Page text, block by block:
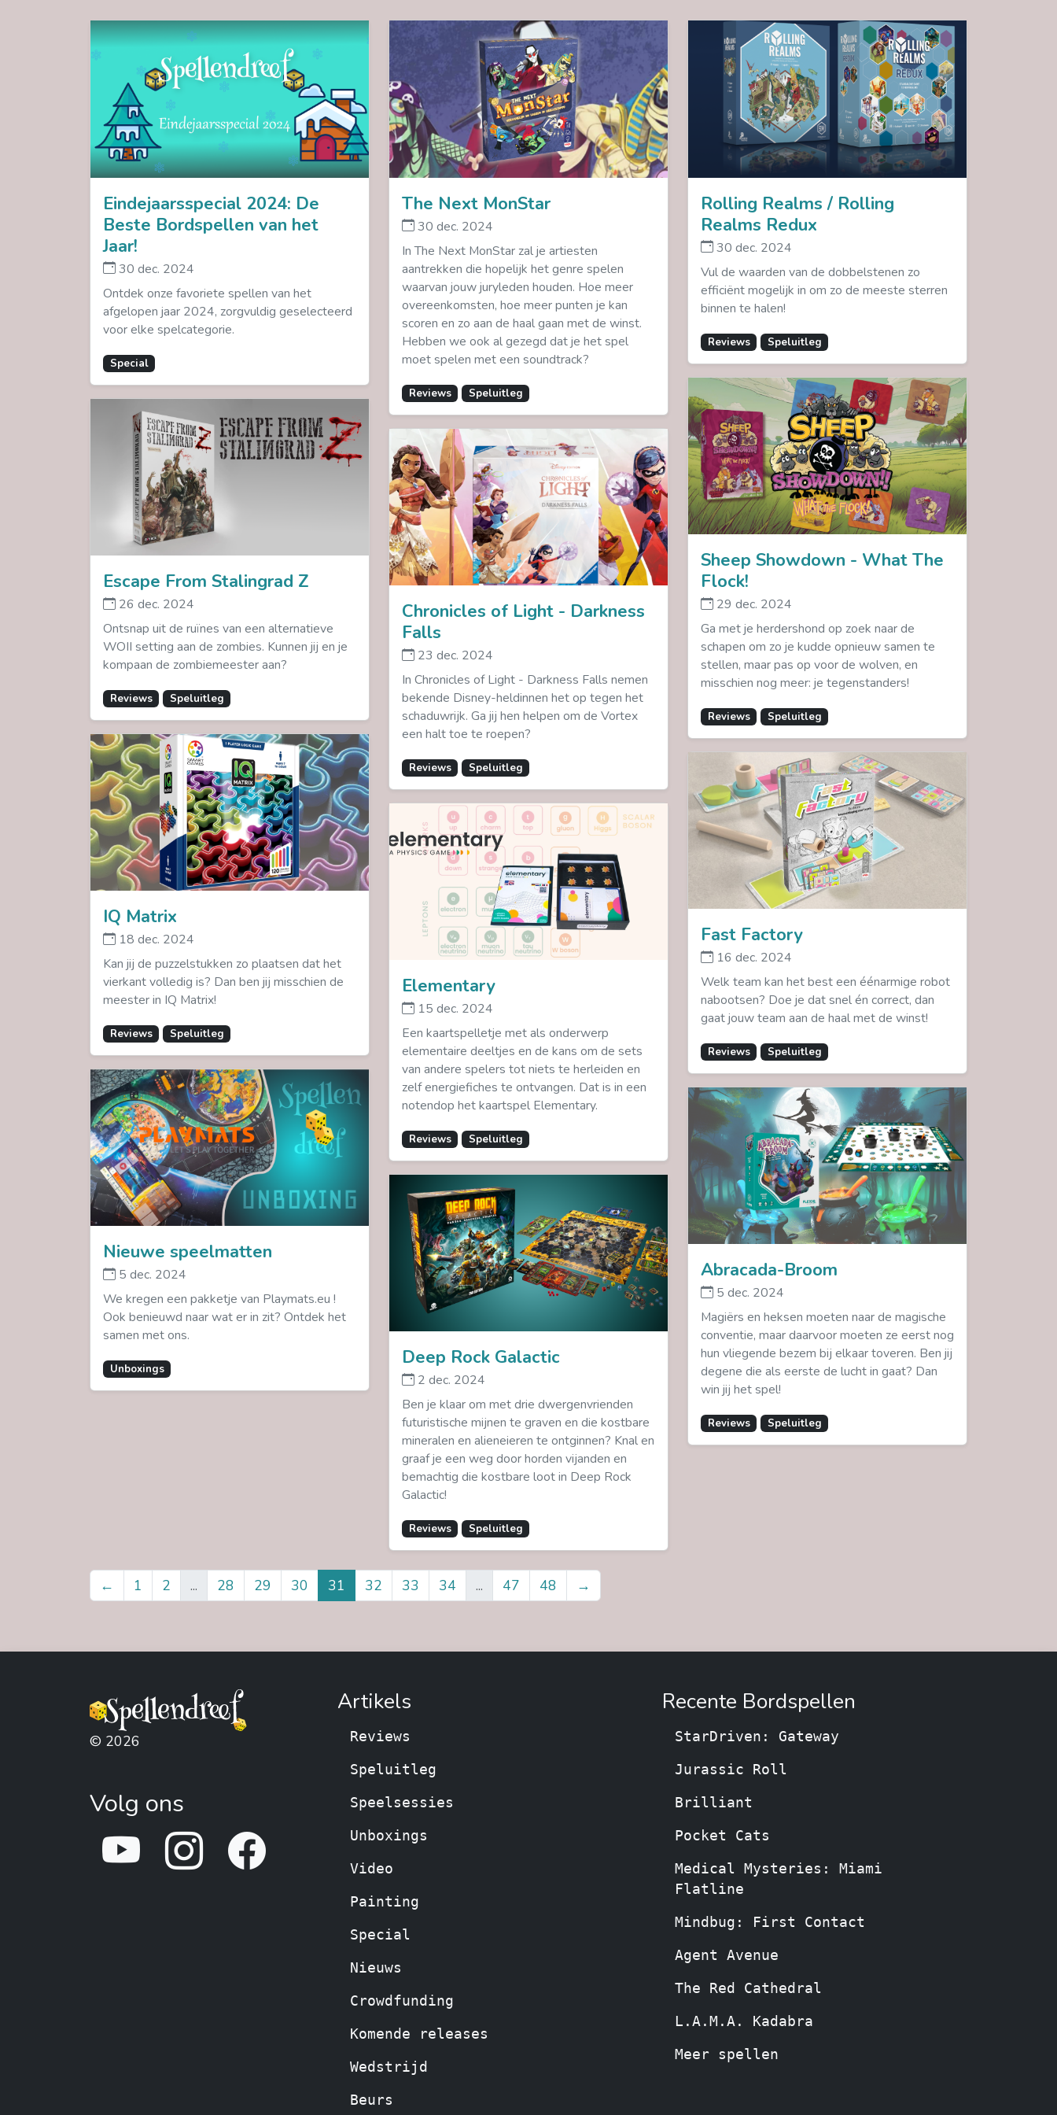
Eindejaarsspecial 2024: De
Beste Bordspellen van het
Jaar!
30 dec. 2024
Ontdek onze favoriete spellen van het
afgelopen jaar 2024, zorgvuldig geselecteerd
voor elke spelcategorie.
Special
The Next MonStar
30 dec. 2024
In The Next MonStar zal je artiesten
aantrekken die hopelijk het genre spelen
waarvan jouw juryleden houden. Hoe meer
overeenkomsten, hoe meer punten je kan
scoren en zo aan de haal gaan met de winst.
Hebben we ook al gezegd dat je het spel
moet spelen met een soundtrack?
Reviews Speluitleg
Rolling Realms / Rolling
Realms Redux
30 dec. 2024
Vul de waarden van de dobbelstenen zo
efficiënt mogelijk in om zo de meeste sterren
binnen te halen!
Reviews Speluitleg
Sheep Showdown - What The
Flock!
29 dec. 2024
Ga met je herdershond op zoek naar de
schapen om zo je kudde opnieuw samen te
stellen, maar pas op voor de wolven, en
misschien nog meer: je tegenstanders!
Reviews Speluitleg
Escape From Stalingrad Z
26 dec. 2024
Ontsnap uit de ruïnes van een alternatieve
WOII setting aan de zombies. Kunnen jij en je
kompaan de zombiemeester aan?
Reviews Speluitleg
Chronicles of Light - Darkness
Falls
23 dec. 2024
In Chronicles of Light - Darkness Falls nemen
bekende Disney-heldinnen het op tegen het
schaduwrijk. Ga jij hen helpen om de Vortex
een halt toe te roepen?
Reviews Speluitleg
IQ Matrix
18 dec. 2024
Kan jij de puzzelstukken zo plaatsen dat het
vierkant volledig is? Dan ben jij misschien de
meester in IQ Matrix!
Reviews Speluitleg
Fast Factory
16 dec. 2024
Welk team kan het best een éénarmige robot
nabootsen? Doe je dat snel én correct, dan
gaat jouw team aan de haal met de winst!
Reviews Speluitleg
Elementary
15 dec. 2024
Een kaartspelletje met als onderwerp
elementaire deeltjes en de kans om de sets
van andere spelers tot niets te herleiden en
zelf energiefiches te ontvangen. Dat is in een
notendop het kaartspel Elementary.
Reviews Speluitleg
Nieuwe speelmatten
5 dec. 2024
We kregen een pakketje van Playmats.eu !
Ook benieuwd naar wat er in zit? Ontdek het
samen met ons.
Unboxings
Abracada-Broom
5 dec. 2024
Magiërs en heksen moeten naar de magische
conventie, maar daarvoor moeten ze eerst nog
hun vliegende bezem bij elkaar toveren. Ben jij
degene die als eerste de lucht in gaat? Dan
win jij het spel!
Reviews Speluitleg
Deep Rock Galactic
2 dec. 2024
Ben je klaar om met drie dwergenvrienden
futuristische mijnen te graven en die kostbare
mineralen en alieneieren te ontginnen? Knal en
graaf je een weg door horden vijanden en
bemachtig die kostbare loot in Deep Rock
Galactic!
Reviews Speluitleg
← 1 2 ... 28 29 30 31 32 33 34 ... 47 48 →
© 2026
Volg ons
Artikels
Reviews
Speluitleg
Speelsessies
Unboxings
Video
Painting
Special
Nieuws
Crowdfunding
Komende releases
Wedstrijd
Beurs
Recente Bordspellen
StarDriven: Gateway
Jurassic Roll
Brilliant
Pocket Cats
Medical Mysteries: Miami
Flatline
Mindbug: First Contact
Agent Avenue
The Red Cathedral
L.A.M.A. Kadabra
Meer spellen